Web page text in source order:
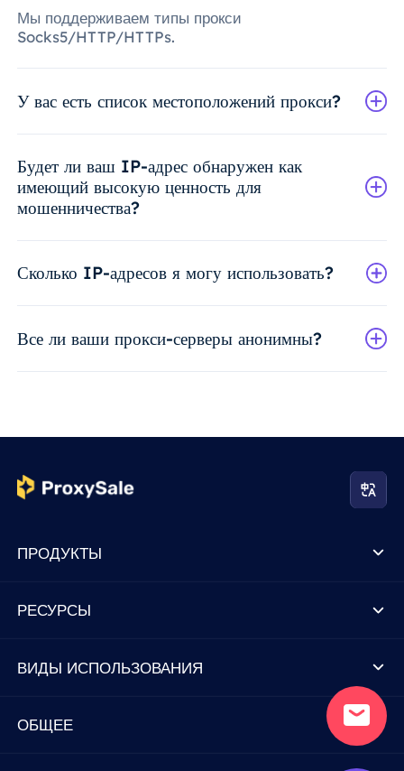
Мы поддерживаем типы прокси
Socks5/HTTP/HTTPs.
У вас есть список местоположений прокси?
Будет ли ваш IP-адрес обнаружен как
имеющий высокую ценность для
мошенничества?
Сколько IP-адресов я могу использовать?
Все ли ваши прокси-серверы анонимны?
ПРОДУКТЫ
РЕСУРСЫ
ВИДЫ ИСПОЛЬЗОВАНИЯ
ОБЩЕЕ